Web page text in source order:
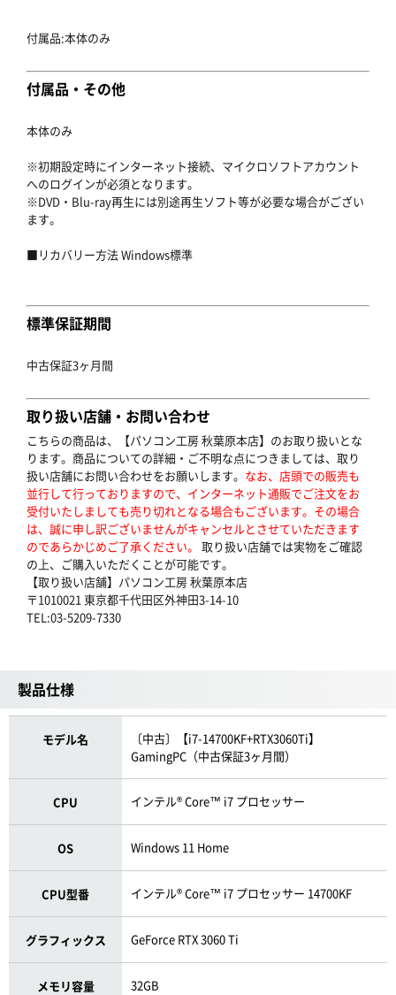
付属品:本体のみ
付属品・その他
本体のみ
※初期設定時にインターネット接続、マイクロソフトアカウント
へのログインが必須となります。
※DVD・Blu-ray再生には別途再生ソフト等が必要な場合がござい
ます。
■リカバリー方法 Windows標準
標準保証期間
中古保証3ヶ月間
取り扱い店舗・お問い合わせ
こちらの商品は、【パソコン工房 秋葉原本店】のお取り扱いとな
ります。商品についての詳細・ご不明な点につきましては、取り
扱い店舗にお問い合わせをお願いします。 なお、店頭での販売も
並行して行っておりますので、インターネット通販でご注文をお
受付いたしましても売り切れとなる場合もございます。その場合
は、誠に申し訳ございませんがキャンセルとさせていただきます
のであらかじめご了承ください。 取り扱い店舗では実物をご確認
の上、ご購入いただくことが可能です。
【取り扱い店舗】パソコン工房 秋葉原本店
〒1010021 東京都千代田区外神田3-14-10
TEL:03-5209-7330
製品仕様
モデル名
〔中古〕【i7-14700KF+RTX3060Ti】
GamingPC（中古保証3ヶ月間）
CPU インテル® Core™ i7 プロセッサー
OS Windows 11 Home
CPU型番 インテル® Core™ i7 プロセッサー 14700KF
グラフィックス GeForce RTX 3060 Ti
メモリ容量 32GB